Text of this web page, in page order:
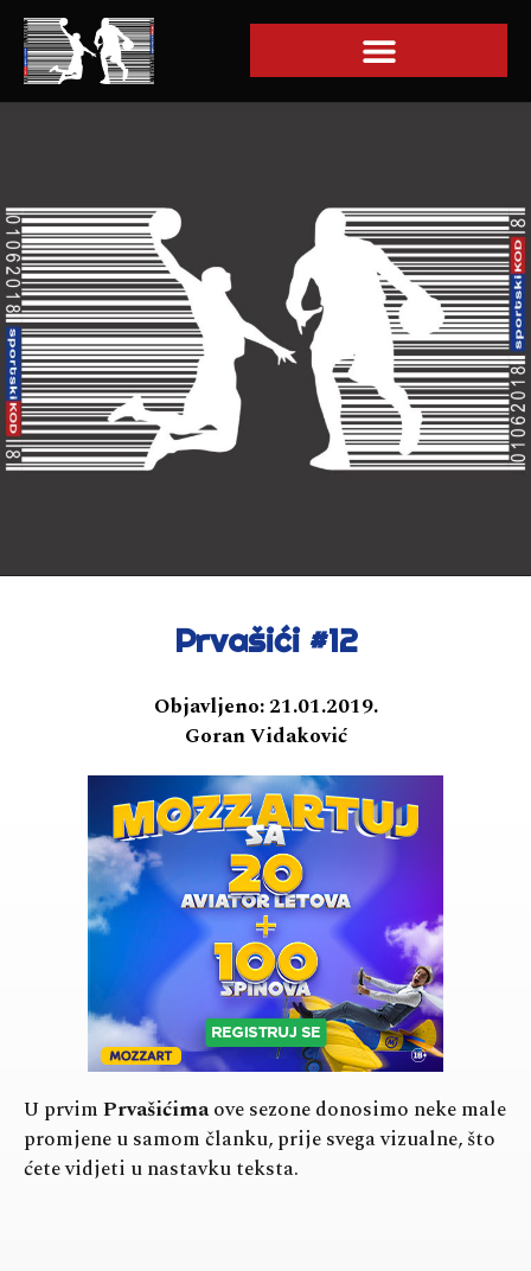
Prvašići #12
Objavljeno: 21.01.2019.
Goran Vidaković
U prvimPrvašićimaove sezone donosimo neke male
promjene u samom članku, prije svega vizualne, što
ćete vidjeti u nastavku teksta.